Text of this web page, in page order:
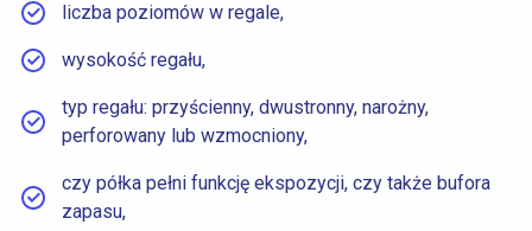
liczba poziomów w regale,
wysokość regału,
typ regału: przyścienny, dwustronny, narożny,
perforowany lub wzmocniony,
czy półka pełni funkcję ekspozycji, czy także bufora
zapasu,